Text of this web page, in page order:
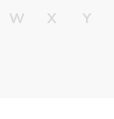
W X
Y